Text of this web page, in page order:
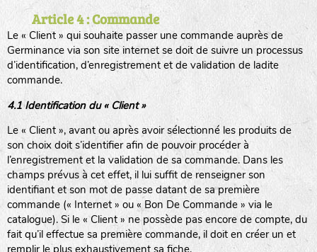
Article 4 : Commande
Le « Client » qui souhaite passer une commande auprès de
Germinance via son site internet se doit de suivre un processus
d’identification, d’enregistrement et de validation de ladite
commande.
4.1 Identification du « Client »
Le « Client », avant ou après avoir sélectionné les produits de
son choix doit s’identifier afin de pouvoir procéder à
l’enregistrement et la validation de sa commande. Dans les
champs prévus à cet effet, il lui suffit de renseigner son
identifiant et son mot de passe datant de sa première
commande (« Internet » ou « Bon De Commande » via le
catalogue). Si le « Client » ne possède pas encore de compte, du
fait qu’il effectue sa première commande, il doit en créer un et
remplir le plus exhaustivement sa fiche.